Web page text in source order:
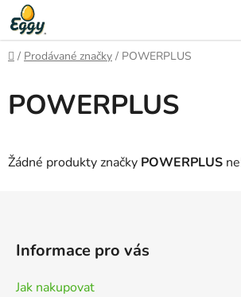
Přejít
na
obsah
Domů
/ Prodávané značky / POWERPLUS
POWERPLUS
Žádné produkty značky POWERPLUS
Informace pro vás
Jak nakupovat